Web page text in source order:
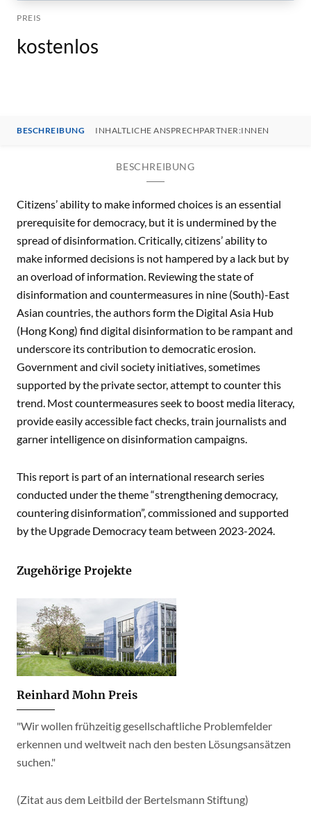
PREIS
kostenlos
BESCHREIBUNG INHALTLICHE ANSPRECHPARTNER:INNEN
BESCHREIBUNG
Citizens’ ability to make informed choices is an essential
prerequisite for democracy, but it is undermined by the
spread of disinformation. Critically, citizens’ ability to
make informed decisions is not hampered by a lack but by
an overload of information. Reviewing the state of
disinformation and countermeasures in nine (South)-East
Asian countries, the authors form the Digital Asia Hub
(Hong Kong) find digital disinformation to be rampant and
underscore its contribution to democratic erosion.
Government and civil society initiatives, sometimes
supported by the private sector, attempt to counter this
trend. Most countermeasures seek to boost media literacy,
provide easily accessible fact checks, train journalists and
garner intelligence on disinformation campaigns.
This report is part of an international research series
conducted under the theme “strengthening democracy,
countering disinformation”, commissioned and supported
by the Upgrade Democracy team between 2023-2024.
Zugehörige Projekte
Reinhard Mohn Preis
"Wir wollen frühzeitig gesellschaftliche Problemfelder
erkennen und weltweit nach den besten Lösungsansätzen
suchen."
(Zitat aus dem Leitbild der Bertelsmann Stiftung)